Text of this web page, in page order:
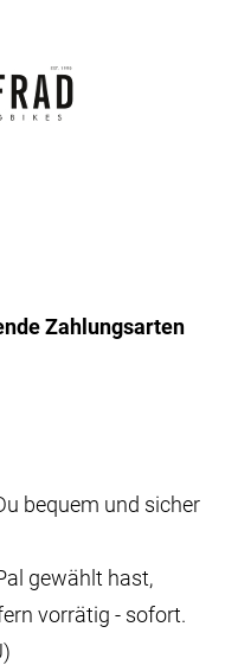
Zahlungsarten
bequem und sicher
gewählt hast,
vorrätig - sofort.